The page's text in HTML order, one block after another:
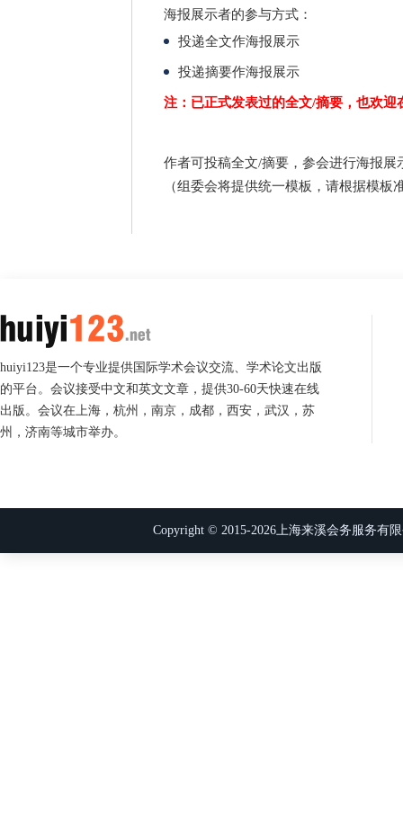
海报展示者的参与方式：
投递全文作海报展示
投递摘要作海报展示
注：已正式发表过的全文/摘要，也欢迎
作者可投稿全文/摘要，参会进行海报
（组委会将提供统一模板，请根据模板
huiyi123是一个专业提供国际学术会议交流、学术论文出版
的平台。会议接受中文和英文文章，提供30-60天快速在线
出版。会议在上海，杭州，南京，成都，西安，武汉，苏
州，济南等城市举办。
Copyright © 2015-2026 上海来溪会务服务有